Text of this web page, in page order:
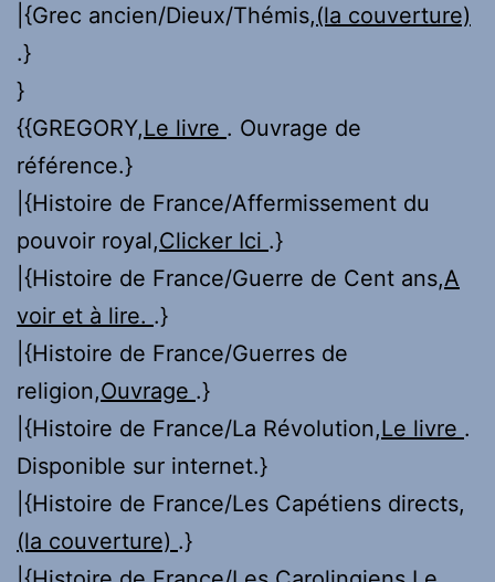
|{Grec ancien/Dieux/Thémis,(la couverture)
.}
}
{{GREGORY,Le livre . Ouvrage de
référence.}
|{Histoire de France/Affermissement du
pouvoir royal,Clicker Ici .}
|{Histoire de France/Guerre de Cent ans,A
voir et à lire. .}
|{Histoire de France/Guerres de
religion,Ouvrage .}
|{Histoire de France/La Révolution,Le livre .
Disponible sur internet.}
|{Histoire de France/Les Capétiens directs,
(la couverture) .}